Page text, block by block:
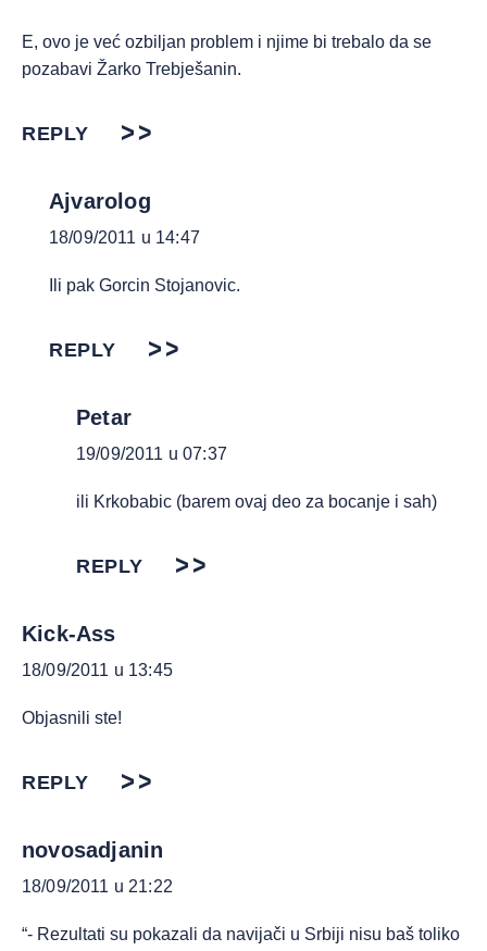
E, ovo je već ozbiljan problem i njime bi trebalo da se
pozabavi Žarko Trebješanin.
REPLY
Ajvarolog
18/09/2011 u 14:47
Ili pak Gorcin Stojanovic.
REPLY
Petar
19/09/2011 u 07:37
ili Krkobabic (barem ovaj deo za bocanje i sah)
REPLY
Kick-Ass
18/09/2011 u 13:45
Objasnili ste!
REPLY
novosadjanin
18/09/2011 u 21:22
“- Rezultati su pokazali da navijači u Srbiji nisu baš toliko